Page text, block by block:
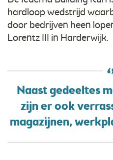
hardloop wedstrijd
door bedrijven heen
Lorentz III in Harderwijk.
Naast gedeeltes
zijn er ook
magazijnen,